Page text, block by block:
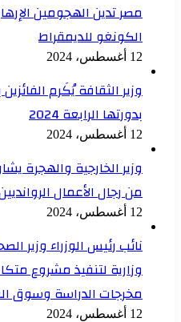
مصر تدين الهجومين
الكونغو للديمقراط
12 أغسطس، 2024
وزير الثقافة يُكَرم
بدورتها الرابعة 2024
12 أغسطس، 2024
وزير الخارجية والهجرة
من رجال الأعمال
12 أغسطس، 2024
نائب رئيس الوزراء وزير
وزارية لتنفيذ مشروع
مخرجات الدراسة وسوق
12 أغسطس، 2024